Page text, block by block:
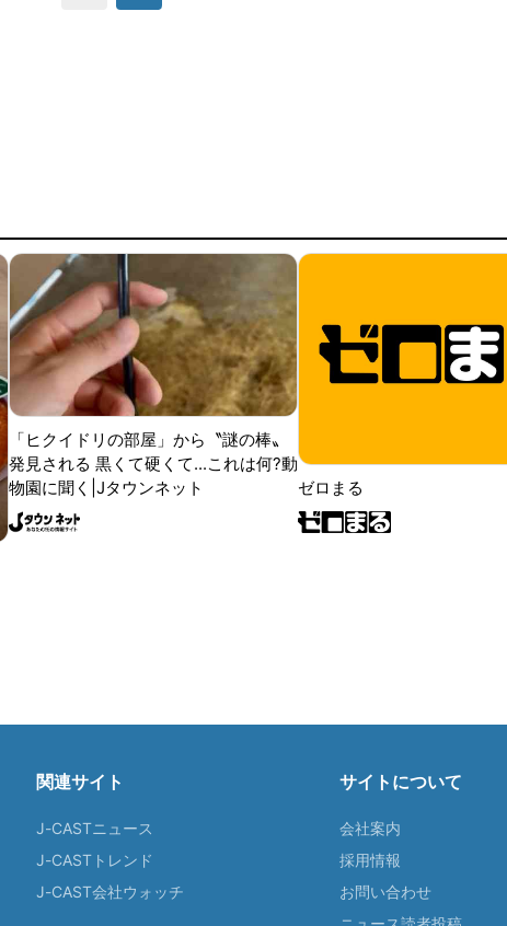
「ヒクイドリの部屋」から〝謎の棒〟
発見される 黒くて硬くて...これは何?動
物園に聞く|Jタウンネット
ゼロまる
関連サイト
J-CASTニュース
J-CASTトレンド
J-CAST会社ウォッチ
サイトについて
会社案内
採用情報
お問い合わせ